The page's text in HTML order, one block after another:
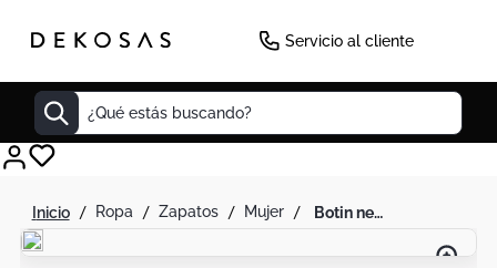
Servicio al cliente
¿Qué estás buscando?
ropa zapatos mujer botin negro apliques perlas
Decoracion